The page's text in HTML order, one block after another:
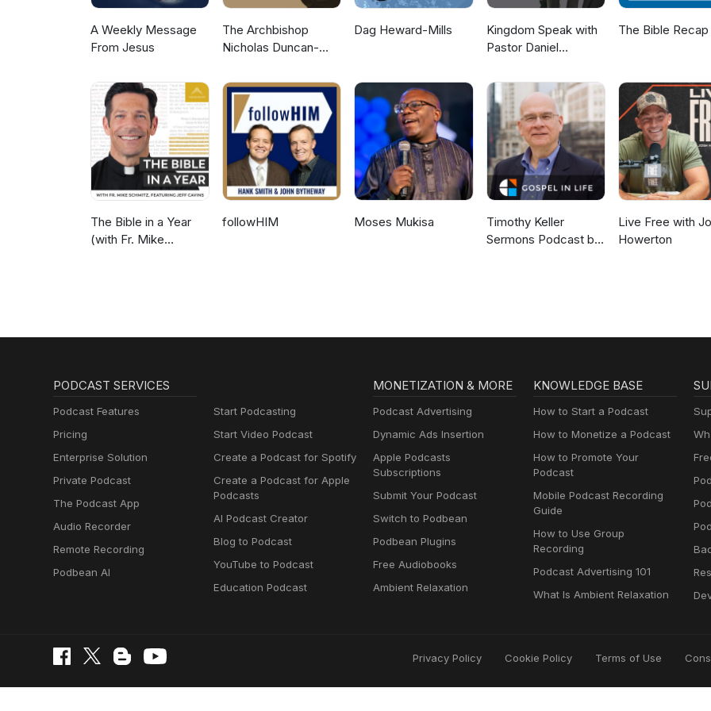
A Weekly Message
From Jesus
The Archbishop
Nicholas Duncan-
Dag Heward-Mills
Kingdom Speak with
Pastor Daniel
The Bible Recap
The Bible in a Year
(with Fr. Mike
followHIM Moses Mukisa
Timothy Keller
Sermons Podcast by
Live Free with
Howerton
PODCAST SERVICES
Podcast Features
Pricing
Enterprise Solution
Private Podcast
The Podcast App
Audio Recorder
Remote Recording
Podbean AI
Start Podcasting
Start Video Podcast
Create a Podcast for Spotify
Create a Podcast for Apple
Podcasts
AI Podcast Creator
Blog to Podcast
YouTube to Podcast
Education Podcast
MONETIZATION & MORE
Podcast Advertising
Dynamic Ads Insertion
Apple Podcasts
Subscriptions
Submit Your Podcast
Switch to Podbean
Podbean Plugins
Free Audiobooks
Ambient Relaxation
KNOWLEDGE BASE
How to Start a Podcast
How to Monetize a Podcast
How to Promote Your
Podcast
Mobile Podcast Recording
Guide
How to Use Group
Recording
Podcast Advertising 101
What Is Ambient Relaxation
Privacy Policy Cookie Policy Terms of Use